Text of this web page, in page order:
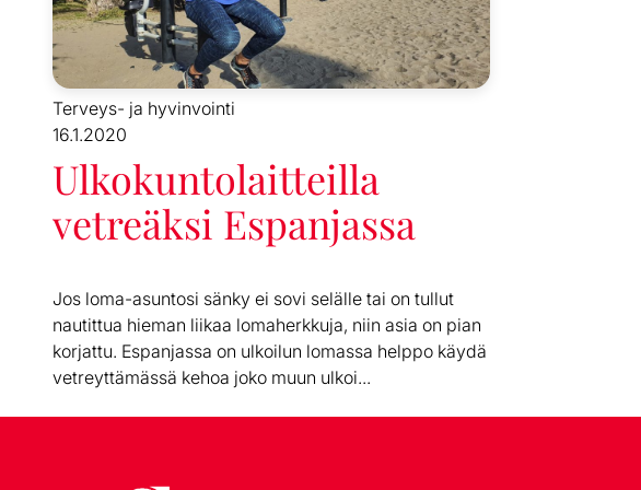
Terveys- ja hyvinvointi
16.1.2020
Ulkokuntolaitteilla
vetreäksi Espanjassa
Jos loma-asuntosi sänky ei sovi selälle tai on tullut
nautittua hieman liikaa lomaherkkuja, niin asia on pian
korjattu. Espanjassa on ulkoilun lomassa helppo käydä
vetreyttämässä kehoa joko muun ulkoi...